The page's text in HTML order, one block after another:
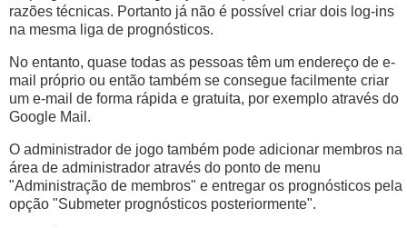
razões técnicas. Portanto já não é possível criar dois log-ins
na mesma liga de prognósticos.
No entanto, quase todas as pessoas têm um endereço de e-
mail próprio ou então também se consegue facilmente criar
um e-mail de forma rápida e gratuita, por exemplo através do
Google Mail.
O administrador de jogo também pode adicionar membros na
área de administrador através do ponto de menu
"Administração de membros" e entregar os prognósticos pela
opção "Submeter prognósticos posteriormente".